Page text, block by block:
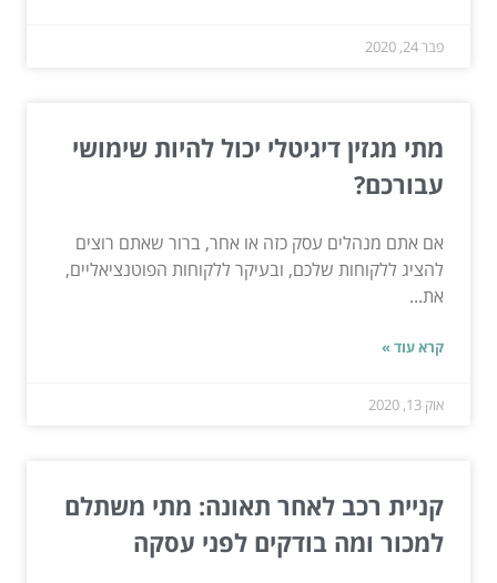
פבר 24, 2020
מתי מגזין דיגיטלי יכול להיות שימושי
עבורכם?
אם אתם מנהלים עסק כזה או אחר, ברור שאתם רוצים
להציג ללקוחות שלכם, ובעיקר ללקוחות הפוטנציאליים,
את...
קרא עוד »
אוק 13, 2020
קניית רכב לאחר תאונה: מתי משתלם
למכור ומה בודקים לפני עסקה